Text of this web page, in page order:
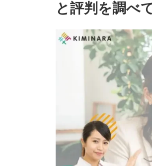
と評判を調べ